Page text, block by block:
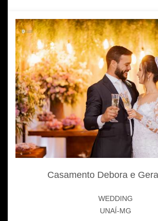
Casamento Debora e
WEDDING
UNAÍ-MG